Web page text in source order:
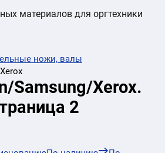
материалов для оргтехники
ножи, валы
Samsung/Xerox.
2